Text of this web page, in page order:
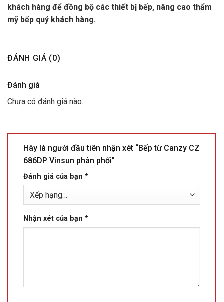
khách hàng để đồng bộ các thiết bị bếp, nâng cao thẩm
mỹ bếp quý khách hàng.
ĐÁNH GIÁ (0)
Đánh giá
Chưa có đánh giá nào.
Hãy là người đầu tiên nhận xét “Bếp từ Canzy CZ
686DP Vinsun phân phối”
Đánh giá của bạn *
Nhận xét của bạn *